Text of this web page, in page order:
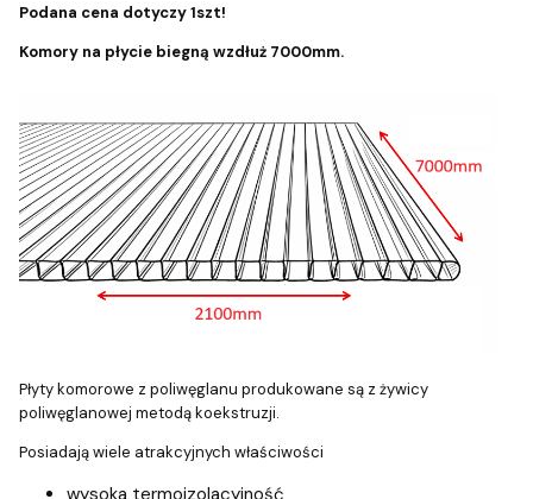
Podana cena dotyczy 1szt!
Komory na płycie biegną wzdłuż 7000mm.
Płyty komorowe z poliwęglanu produkowane są z żywicy
poliwęglanowej metodą koekstruzji.
Posiadają wiele atrakcyjnych właściwości